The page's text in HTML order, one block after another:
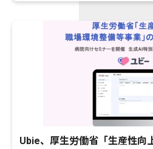
Ubie、厚生労働省「生産性向